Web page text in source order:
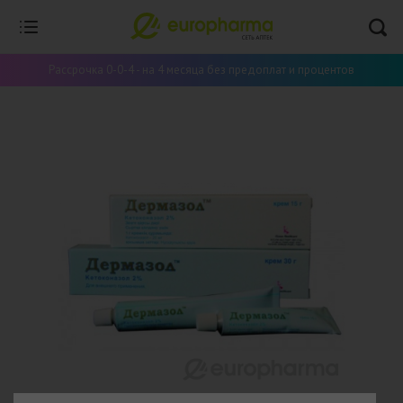
Рассрочка 0-0-4 - на 4 месяца без предоплат и процентов